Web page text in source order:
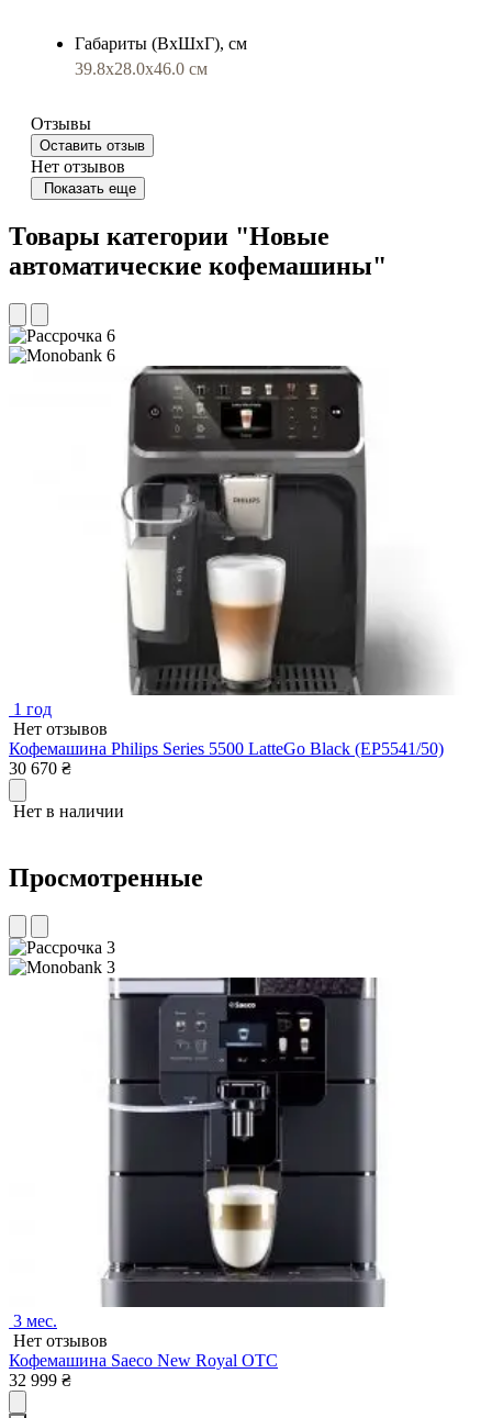
Габариты (ВхШхГ), см
39.8x28.0x46.0 см
Отзывы
Оставить отзыв
Нет отзывов
Показать еще
Товары категории "Новые
автоматические кофемашины"
6
6
1 год
Нет отзывов
Кофемашина Philips Series 5500 LatteGo Black (EP5541/50)
30 670 ₴
Нет в наличии
Просмотренные
3
3
3 мес.
Нет отзывов
Кофемашина Saeco New Royal OTC
32 999 ₴